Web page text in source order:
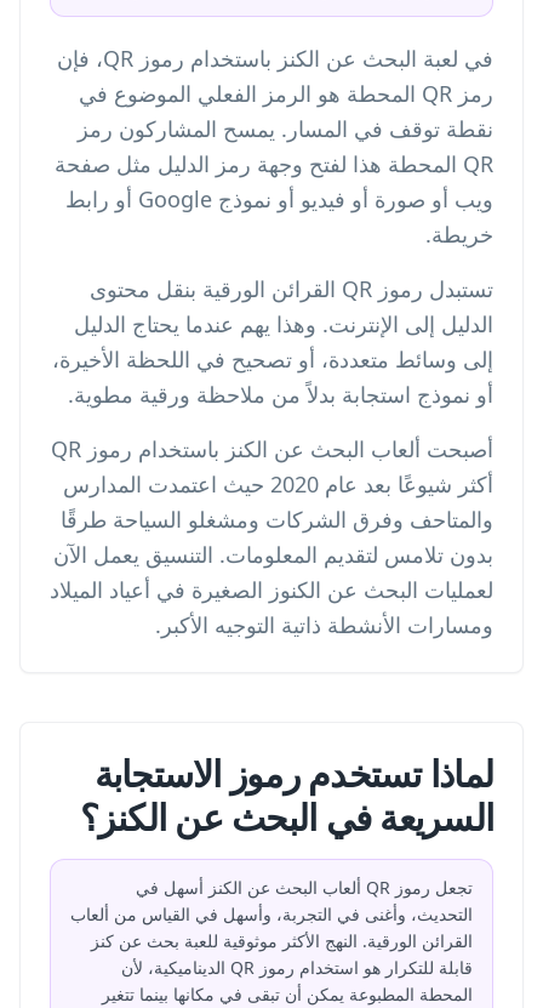
في لعبة البحث عن الكنز باستخدام رموز QR، فإن
رمز QR المحطة هو الرمز الفعلي الموضوع في
نقطة توقف في المسار. يمسح المشاركون رمز
QR المحطة هذا لفتح وجهة رمز الدليل مثل صفحة
ويب أو صورة أو فيديو أو نموذج Google أو رابط
خريطة.
تستبدل رموز QR القرائن الورقية بنقل محتوى
الدليل إلى الإنترنت. وهذا يهم عندما يحتاج الدليل
إلى وسائط متعددة، أو تصحيح في اللحظة الأخيرة،
أو نموذج استجابة بدلاً من ملاحظة ورقية مطوية.
أصبحت ألعاب البحث عن الكنز باستخدام رموز QR
أكثر شيوعًا بعد عام 2020 حيث اعتمدت المدارس
والمتاحف وفرق الشركات ومشغلو السياحة طرقًا
بدون تلامس لتقديم المعلومات. التنسيق يعمل الآن
لعمليات البحث عن الكنوز الصغيرة في أعياد الميلاد
ومسارات الأنشطة ذاتية التوجيه الأكبر.
لماذا تستخدم رموز الاستجابة
السريعة في البحث عن الكنز؟
تجعل رموز QR ألعاب البحث عن الكنز أسهل في
التحديث، وأغنى في التجربة، وأسهل في القياس من ألعاب
القرائن الورقية. النهج الأكثر موثوقية للعبة بحث عن كنز
قابلة للتكرار هو استخدام رموز QR الديناميكية، لأن
المحطة المطبوعة يمكن أن تبقى في مكانها بينما تتغير